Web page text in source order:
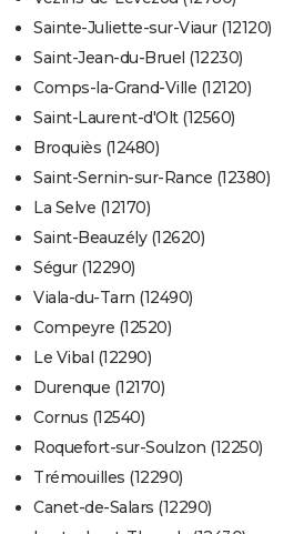
Sainte-Juliette-sur-Viaur (12120)
Saint-Jean-du-Bruel (12230)
Comps-la-Grand-Ville (12120)
Saint-Laurent-d'Olt (12560)
Broquiès (12480)
Saint-Sernin-sur-Rance (12380)
La Selve (12170)
Saint-Beauzély (12620)
Ségur (12290)
Viala-du-Tarn (12490)
Compeyre (12520)
Le Vibal (12290)
Durenque (12170)
Cornus (12540)
Roquefort-sur-Soulzon (12250)
Trémouilles (12290)
Canet-de-Salars (12290)